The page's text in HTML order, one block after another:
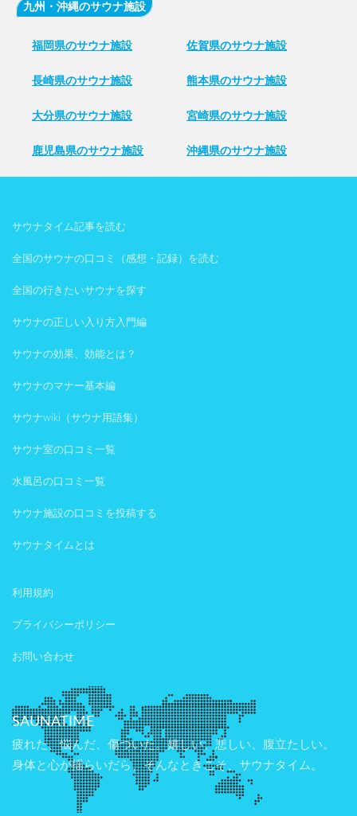
九州・沖縄のサウナ施設
福岡県のサウナ施設 佐賀県のサウナ施設
長崎県のサウナ施設 熊本県のサウナ施設
大分県のサウナ施設 宮崎県のサウナ施設
鹿児島県のサウナ施設 沖縄県のサウナ施設
サウナタイム記事を読む
全国のサウナの口コミ（感想・記録）を読む
全国の行きたいサウナを探す
サウナの正しい入り方入門編
サウナの効果、効能とは？
サウナのマナー基本編
サウナwiki（サウナ用語集）
サウナ室の口コミ一覧
水風呂の口コミ一覧
サウナ施設の口コミを投稿する
サウナタイムとは
利用規約
プライバシーポリシー
お問い合わせ
SAUNATIME
疲れた、悩んだ、傷ついた。嬉しい、悲しい、腹立たしい。
身体と心が揺らいだら、そんなときこそ、サウナタイム。